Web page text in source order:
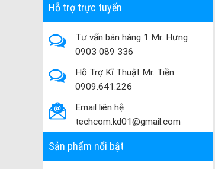
Hỗ trợ trực tuyến
Tư vấn bán hàng 1 Mr. Hưng
0903 089 336
Hỗ Trợ Kĩ Thuật Mr. Tiền
0909.641.226
Email liên hệ
techcom.kd01@gmail.com
Sản phẩm nổi bật